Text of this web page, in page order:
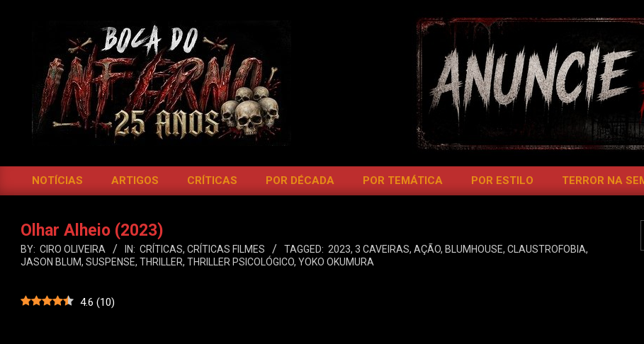
BOCA
DO
Primary
Menu
NOTÍCIAS ARTIGOS CRÍTICAS POR DÉCADA POR TEMÁTICA POR ESTILO TERROR NA
Olhar Alheio (2023)
BY: CIRO OLIVEIRA IN: CRÍTICAS, CRÍTICAS FILMES TAGGED: 2023, 3 CAVEIRAS, AÇÃO, BLUMHOUSE, CLAUSTROFOBIA,
JASON BLUM, SUSPENSE, THRILLER, THRILLER PSICOLÓGICO, YOKO OKUMURA
4.6 (10)